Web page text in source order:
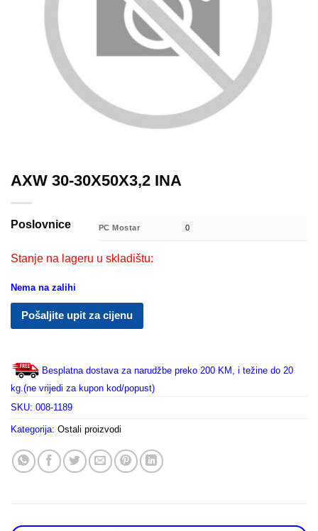
AXW 30-30X50X3,2 INA
Poslovnice PC Mostar 0
Stanje na lageru u skladištu:
Nema na zalihi
Pošaljite upit za cijenu
Besplatna dostava za narudžbe preko 200 KM, i težine do 20
kg.(ne vrijedi za kupon kod/popust)
SKU: 008-1189
Kategorija: Ostali proizvodi